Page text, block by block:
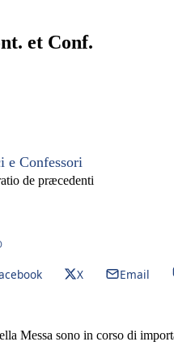
et Conf.
e Confessori
de præcedenti
X Email
Messa sono in corso di